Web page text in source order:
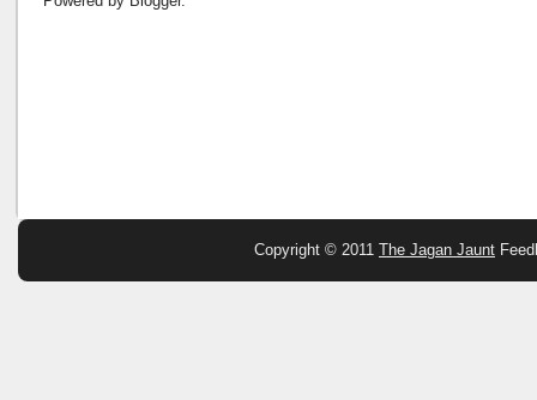
Copyright © 2011 The Jagan Jaunt